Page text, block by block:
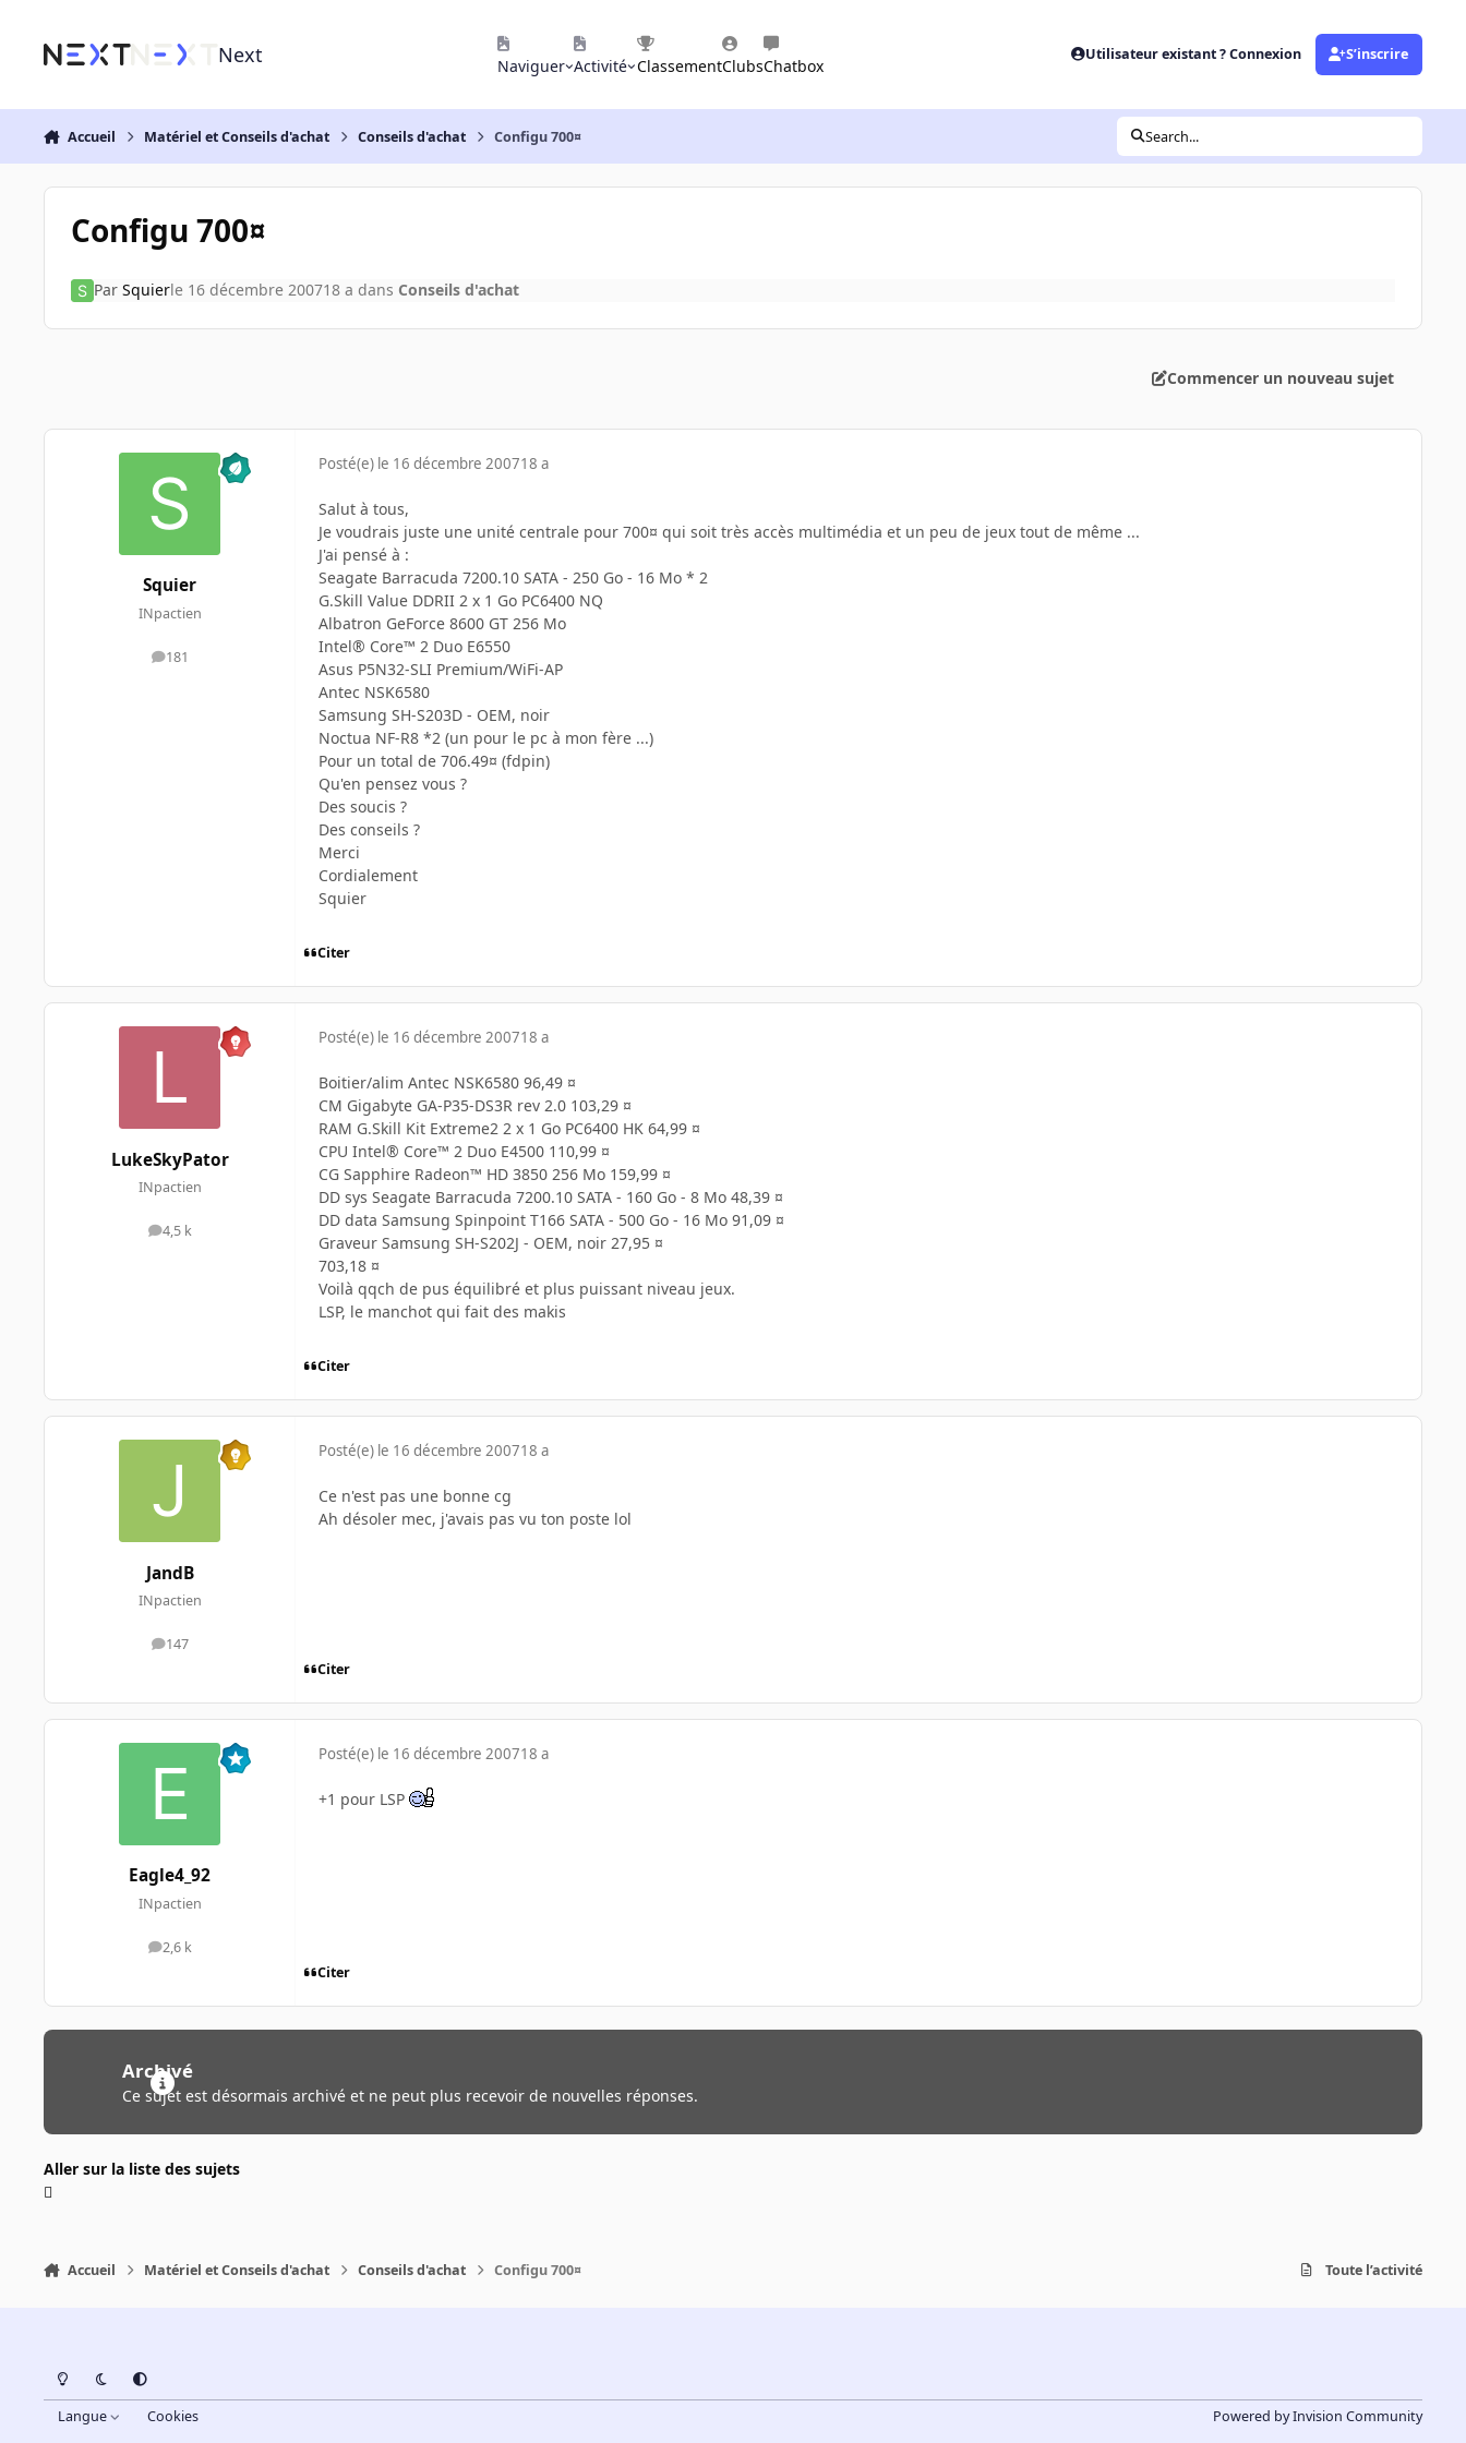
Next Naviguer Activité ClassementClubsChatbox
Utilisateur existant ? Connexion S’inscrire
Accueil Matériel et Conseils d'achat Conseils d'achat Configu 700¤ Search...
Configu 700¤
Par Squierle 16 décembre 200718 a dans Conseils d'achat
Commencer un nouveau sujet
Squier
INpactien
181
messages
Posté(e) le 16 décembre 200718 a
Salut à tous,
Je voudrais juste une unité centrale pour 700¤ qui soit très accès multimédia et un peu de jeux tout de même ...
J'ai pensé à :
Seagate Barracuda 7200.10 SATA - 250 Go - 16 Mo * 2
G.Skill Value DDRII 2 x 1 Go PC6400 NQ
Albatron GeForce 8600 GT 256 Mo
Intel® Core™ 2 Duo E6550
Asus P5N32-SLI Premium/WiFi-AP
Antec NSK6580
Samsung SH-S203D - OEM, noir
Noctua NF-R8 *2 (un pour le pc à mon fère ...)
Pour un total de 706.49¤ (fdpin)
Qu'en pensez vous ?
Des soucis ?
Des conseils ?
Merci
Cordialement
Squier
Citer
LukeSkyPator
INpactien
4,5 k
messages
Posté(e) le 16 décembre 200718 a
Boitier/alim Antec NSK6580 96,49 ¤
CM Gigabyte GA-P35-DS3R rev 2.0 103,29 ¤
RAM G.Skill Kit Extreme2 2 x 1 Go PC6400 HK 64,99 ¤
CPU Intel® Core™ 2 Duo E4500 110,99 ¤
CG Sapphire Radeon™ HD 3850 256 Mo 159,99 ¤
DD sys Seagate Barracuda 7200.10 SATA - 160 Go - 8 Mo 48,39 ¤
DD data Samsung Spinpoint T166 SATA - 500 Go - 16 Mo 91,09 ¤
Graveur Samsung SH-S202J - OEM, noir 27,95 ¤
703,18 ¤
Voilà qqch de pus équilibré et plus puissant niveau jeux.
LSP, le manchot qui fait des makis
Citer
JandB
INpactien
147
messages
Posté(e) le 16 décembre 200718 a
Ce n'est pas une bonne cg
Ah désoler mec, j'avais pas vu ton poste lol
Citer
Eagle4_92
INpactien
2,6 k
messages
Posté(e) le 16 décembre 200718 a
+1 pour LSP
Citer
Archivé
Ce sujet est désormais archivé et ne peut plus recevoir de nouvelles réponses.
Aller sur la liste des sujets
Accueil Matériel et Conseils d'achat Conseils d'achat Configu 700¤ Toute l’activité
Light ModeDark ModeSystem Preference
Langue Cookies Powered byInvision Community